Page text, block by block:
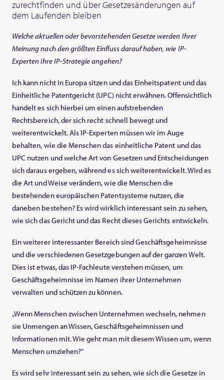
zurechtfinden und über Gesetzesänderungen auf
dem Laufenden bleiben
Welche aktuellen oder bevorstehenden Gesetze werden Ihrer
Meinung nach den größten Einfluss darauf haben, wie IP-
Experten ihre IP-Strategie angehen?
Ich kann nicht in Europa sitzen und das Einheitspatent und das
Einheitliche Patentgericht (UPC) nicht erwähnen. Offensichtlich
handelt es sich hierbei um einen aufstrebenden
Rechtsbereich, der sich recht schnell bewegt und
weiterentwickelt. Als IP-Experten müssen wir im Auge
behalten, wie die Menschen das einheitliche Patent und das
UPC nutzen und welche Art von Gesetzen und Entscheidungen
sich daraus ergeben, während es sich weiterentwickelt. Wird es
die Art und Weise verändern, wie die Menschen die
bestehenden europäischen Patentsysteme nutzen, die
daneben bestehen? Es wird wirklich interessant sein zu sehen,
wie sich das Gericht und das Recht dieses Gerichts entwickeln.
Ein weiterer interessanter Bereich sind Geschäftsgeheimnisse
und die verschiedenen Gesetzgebungen auf der ganzen Welt.
Dies ist etwas, das IP-Fachleute verstehen müssen, um
Geschäftsgeheimnisse im Namen ihrer Unternehmen
verwalten und schützen zu können.
„Wenn Menschen zwischen Unternehmen wechseln, nehmen
sie Unmengen an Wissen, Geschäftsgeheimnissen und
Informationen mit. Wie geht man mit diesem Wissen um, wenn
Menschen umziehen?“
Es wird sehr interessant sein zu sehen, wie sich die Gesetze in